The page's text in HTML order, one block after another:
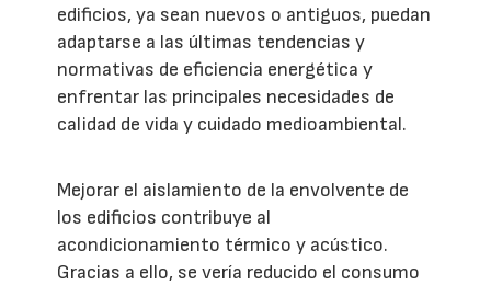
edificios, ya sean nuevos o antiguos, puedan
adaptarse a las últimas tendencias y
normativas de eficiencia energética y
enfrentar las principales necesidades de
calidad de vida y cuidado medioambiental.
Mejorar el aislamiento de la envolvente de
los edificios contribuye al
acondicionamiento térmico y acústico.
Gracias a ello, se vería reducido el consumo